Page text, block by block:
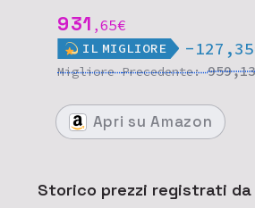
931 ,65€
IL MIGLIORE -
MigliorePrecedente:
Apri su Amazon
Storico prezzi registrati